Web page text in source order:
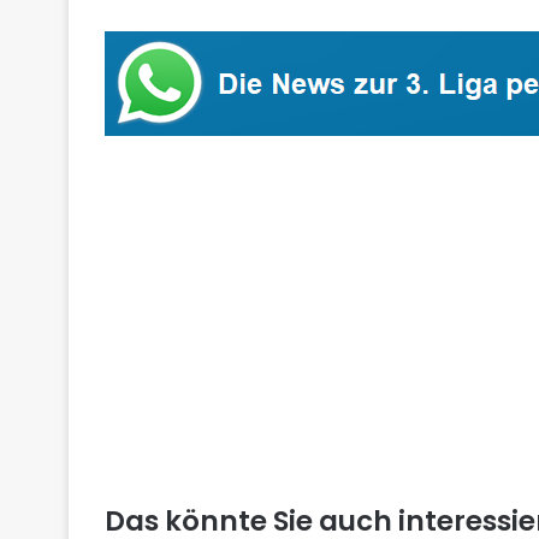
Das könnte Sie auch